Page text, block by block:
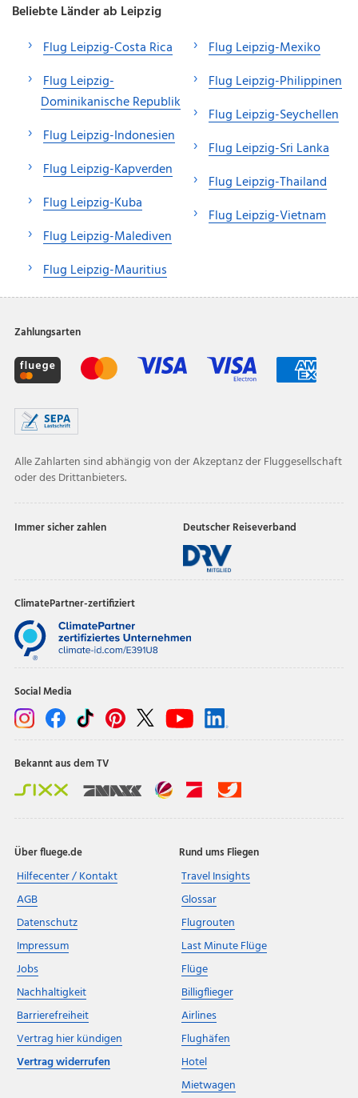
Beliebte Länder ab Leipzig
Flug Leipzig-Costa Rica
Flug Leipzig-
Dominikanische Republik
Flug Leipzig-Indonesien
Flug Leipzig-Kapverden
Flug Leipzig-Kuba
Flug Leipzig-Malediven
Flug Leipzig-Mauritius
Flug Leipzig-Mexiko
Flug Leipzig-Philippinen
Flug Leipzig-Seychellen
Flug Leipzig-Sri Lanka
Flug Leipzig-Thailand
Flug Leipzig-Vietnam